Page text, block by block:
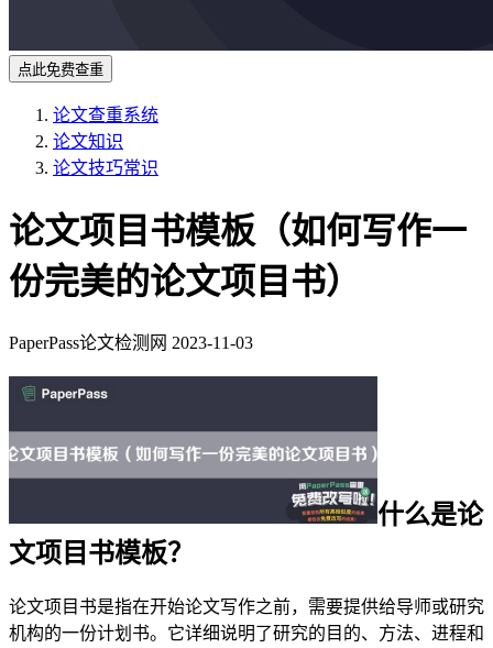
点此免费查重
论文查重系统
论文知识
论文技巧常识
论文项目书模板（如何写作一
份完美的论文项目书）
PaperPass论文检测网 2023-11-03
什么是论
文项目书模板？
论文项目书是指在开始论文写作之前，需要提供给导师或研究
机构的一份计划书。它详细说明了研究的目的、方法、进程和